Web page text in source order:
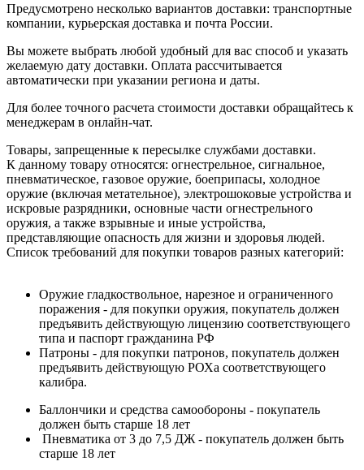
Предусмотрено несколько вариантов доставки: транспортные
компании, курьерская доставка и почта России.
Вы можете выбрать любой удобный для вас способ и указать
желаемую дату доставки. Оплата рассчитывается
автоматически при указании региона и даты.
Для более точного расчета стоимости доставки обращайтесь к
менеджерам в онлайн-чат.
Товары, запрещенные к пересылке службами доставки.
К данному товару относятся: огнестрельное, сигнальное,
пневматическое, газовое оружие, боеприпасы, холодное
оружие (включая метательное), электрошоковые устройства и
искровые разрядники, основные части огнестрельного
оружия, а также взрывные и иные устройства,
представляющие опасность для жизни и здоровья людей.
Список требований для покупки товаров разных категорий:
Оружие гладкоствольное, нарезное и ограниченного
поражения - для покупки оружия, покупатель должен
предъявить действующую лицензию соответствующего
типа и паспорт гражданина РФ
Патроны - для покупки патронов, покупатель должен
предъявить действующую РОХа соответствующего
калибра.
Баллончики и средства самообороны - покупатель
должен быть старше 18 лет
Пневматика от 3 до 7,5 ДЖ - покупатель должен быть
старше 18 лет